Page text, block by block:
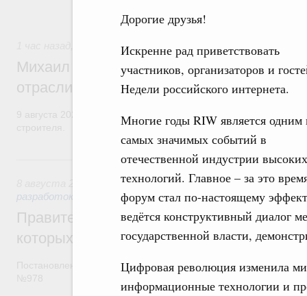
Дорогие друзья!
Искренне рад приветствовать
участников, организаторов и
Недели российского интернета.
Многие годы RIW является одним
самых значимых событий в
отечественной индустрии высоких
технологий. Главное – за это
форум стал по-настоящему
ведётся конструктивный диалог
государственной власти,
Цифровая революция изменила
информационные технологии и
Регулирование в сфере строительства
Михаил Мишустин поздравил
отрасли с профессиональным
9 августа 2026 года отмечается профессиональный праздник
Вчера
Государственная политика в сфере
разработок
Правительство расширило перечень
которых освобождаются от НДФЛ
Постановление от 5 августа 2026 года